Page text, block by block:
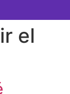
el